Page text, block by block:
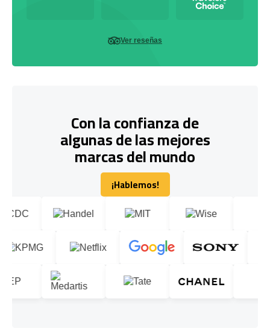
Ver reseñas
Con la confianza de
algunas de las mejores
marcas del mundo
¡Hablemos!
¡Hablemos!